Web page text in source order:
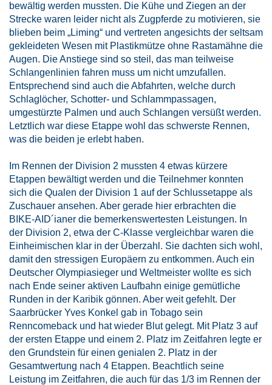
bewältig werden mussten. Die Kühe und Ziegen an der
Strecke waren leider nicht als Zugpferde zu motivieren, sie
blieben beim „Liming“ und vertreten angesichts der seltsam
gekleideten Wesen mit Plastikmütze ohne Rastamähne die
Augen. Die Anstiege sind so steil, das man teilweise
Schlangenlinien fahren muss um nicht umzufallen.
Entsprechend sind auch die Abfahrten, welche durch
Schlaglöcher, Schotter- und Schlammpassagen,
umgestürzte Palmen und auch Schlangen versüßt werden.
Letztlich war diese Etappe wohl das schwerste Rennen,
was die beiden je erlebt haben.
Im Rennen der Division 2 mussten 4 etwas kürzere
Etappen bewältigt werden und die Teilnehmer konnten
sich die Qualen der Division 1 auf der Schlussetappe als
Zuschauer ansehen. Aber gerade hier erbrachten die
BIKE-AID´ianer die bemerkenswertesten Leistungen. In
der Division 2, etwa der C-Klasse vergleichbar waren die
Einheimischen klar in der Überzahl. Sie dachten sich wohl,
damit den stressigen Europäern zu entkommen. Auch ein
Deutscher Olympiasieger und Weltmeister wollte es sich
nach Ende seiner aktiven Laufbahn einige gemütliche
Runden in der Karibik gönnen. Aber weit gefehlt. Der
Saarbrücker Yves Konkel gab in Tobago sein
Renncomeback und hat wieder Blut gelegt. Mit Platz 3 auf
der ersten Etappe und einem 2. Platz im Zeitfahren legte er
den Grundstein für einen genialen 2. Platz in der
Gesamtwertung nach 4 Etappen. Beachtlich seine
Leistung im Zeitfahren, die auch für das 1/3 im Rennen der